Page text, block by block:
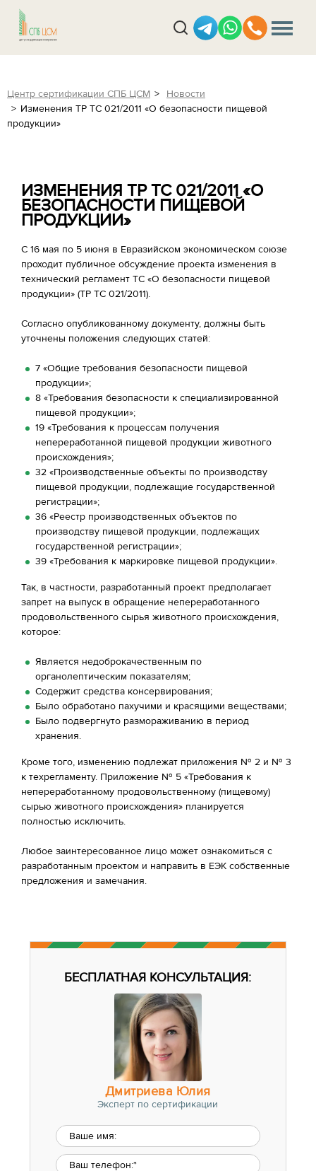
Центр сертификации СПБ ЦСМ
Новости
Изменения ТР ТС 021/2011 «О безопасности пищевой
продукции»
ИЗМЕНЕНИЯ ТР ТС 021/2011 «О
БЕЗОПАСНОСТИ ПИЩЕВОЙ
ПРОДУКЦИИ»
С 16 мая по 5 июня в Евразийском экономическом союзе
проходит публичное обсуждение проекта изменения в
технический регламент ТС «О безопасности пищевой
продукции» (ТР ТС 021/2011).
Согласно опубликованному документу, должны быть
уточнены положения следующих статей:
7 «Общие требования безопасности пищевой
продукции»;
8 «Требования безопасности к специализированной
пищевой продукции»;
19 «Требования к процессам получения
непереработанной пищевой продукции животного
происхождения»;
32 «Производственные объекты по производству
пищевой продукции, подлежащие государственной
регистрации»;
36 «Реестр производственных объектов по
производству пищевой продукции, подлежащих
государственной регистрации»;
39 «Требования к маркировке пищевой продукции».
Так, в частности, разработанный проект предполагает
запрет на выпуск в обращение непереработанного
продовольственного сырья животного происхождения,
которое:
Является недоброкачественным по
органолептическим показателям;
Содержит средства консервирования;
Было обработано пахучими и красящими веществами;
Было подвергнуто размораживанию в период
хранения.
Кроме того, изменению подлежат приложения № 2 и № 3
к техрегламенту. Приложение № 5 «Требования к
непереработанному продовольственному (пищевому)
сырью животного происхождения» планируется
полностью исключить.
Любое заинтересованное лицо может ознакомиться с
разработанным проектом и направить в ЕЭК собственные
предложения и замечания.
БЕСПЛАТНАЯ КОНСУЛЬТАЦИЯ:
Дмитриева Юлия
Эксперт по сертификации